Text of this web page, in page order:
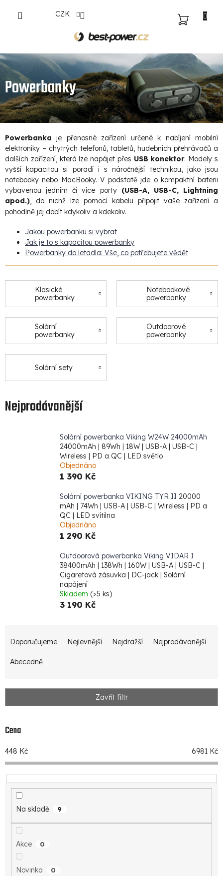
CZK
NÁKUPNÍ
Powerbanky
Powerbanka je přenosné zařízení určené k nabíjení mobilní
elektroniky – chytrých telefonů, tabletů, hudebních přehrávačů a
dalších zařízení, která lze napájet přes USB konektor. Modely s
vyšší kapacitou si poradí i s náročnější technikou, jako jsou
notebooky nebo MacBooky. V podstatě jde o kompaktní baterii
vybavenou jedním či více porty(USB-A, USB-C, Lightning
apod.), do nichž lze pomocí kabelu připojit vaše zařízení a
pohodlně jej dobít kdykoliv a kdekoliv.
Jakou powerbanku si vybrat
Jak je to s kapacitou powerbanky
Powerbanky do letadla: Vše, co potřebujete vědět
Klasické
powerbanky
Notebookové
powerbanky
Solární
powerbanky
Outdoorové
powerbanky
Solární sety
Nejprodávanější
Solární powerbanka Viking W24W 24000mAh
24000mAh | 89Wh | 18W | USB-A | USB-C |
Wireless | PD a QC | LED světlo
Objednáno
1 390 Kč
Solární powerbanka VIKING TYR II 20000
mAh | 74Wh | USB-A | USB-C | Wireless | PD a
QC | LED svítilna
Objednáno
1 290 Kč
Outdoorová powerbanka Viking VIDAR I
38400mAh | 138Wh | 160W | USB-A | USB-C |
Cigaretová zásuvka | DC-jack | Solární
napájení
Skladem (>5 ks)
3 190 Kč
p
r
o
d
Doporučujeme Nejlevnější Nejdražší Nejprodávanější
Abecedně
Zavřít filtr
Cena
448 Kč 6981 Kč
Na skladě 9
Akce 0
Novinka 0